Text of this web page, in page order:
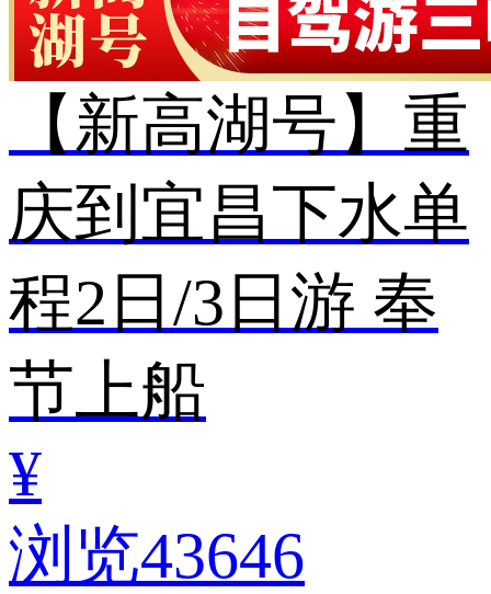
【新高湖号】重
庆到宜昌下水单
程2日/3日游 奉
节上船
¥
浏览43646